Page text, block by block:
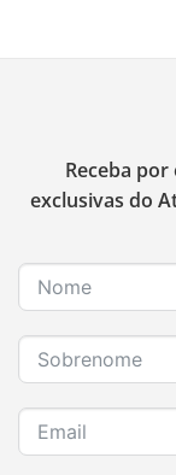
Receba
exclusivas do